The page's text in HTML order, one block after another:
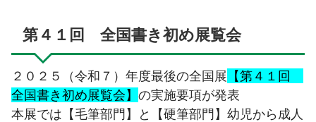
第４１回 全国書き初め展覧会
２０２５（令和７）年度最後の全国展 【第４１回
全国書き初め展覧会】 の実施要項が発表
本展では【毛筆部門】と【硬筆部門】幼児から成人